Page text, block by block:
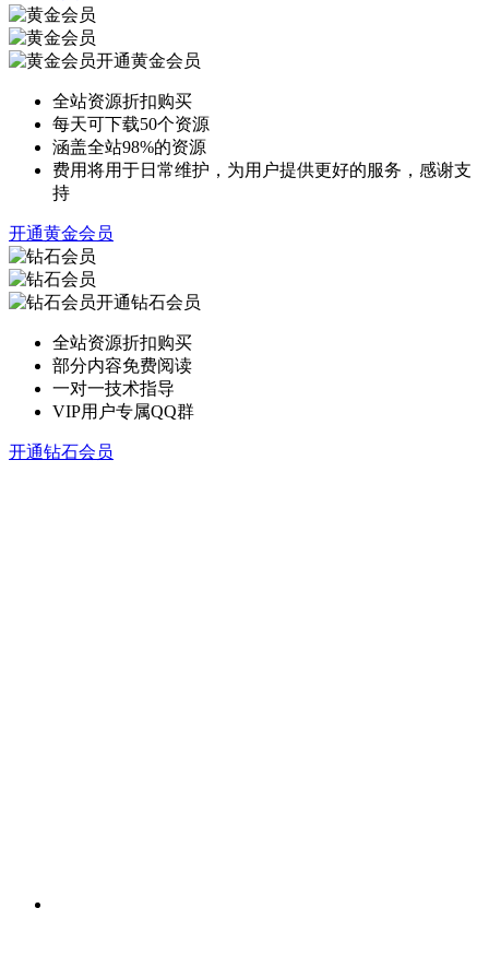
开通黄金会员
全站资源折扣购买
每天可下载50个资源
涵盖全站98%的资源
费用将用于日常维护，为用户提供更好的服务，感谢支
持
开通黄金会员
开通钻石会员
全站资源折扣购买
部分内容免费阅读
一对一技术指导
VIP用户专属QQ群
开通钻石会员